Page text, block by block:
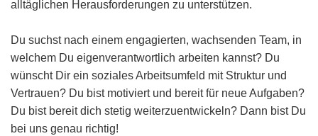
alltäglichen Herausforderungen zu unterstützen.
Du suchst nach einem engagierten, wachsenden Team, in
welchem Du eigenverantwortlich arbeiten kannst? Du
wünscht Dir ein soziales Arbeitsumfeld mit Struktur und
Vertrauen? Du bist motiviert und bereit für neue Aufgaben?
Du bist bereit dich stetig weiterzuentwickeln? Dann bist Du
bei uns genau richtig!